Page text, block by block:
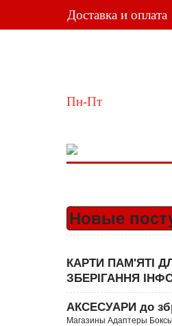
Доставка и оплата
Пн-Пт 10:00-
Новые
КАРТИ ПАМ'ЯТІ
ЗБЕРІГАННЯ
АКСЕСУАРИ до
Магазины Адаптеры